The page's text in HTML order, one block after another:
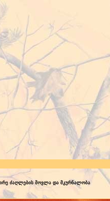
ძაღლების მოვლა და მკურნალობა